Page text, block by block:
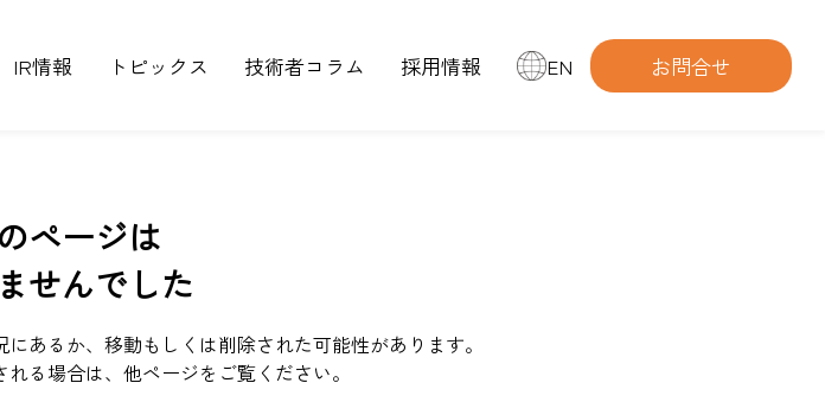
IR情報 トピックス 技術者コラム 採用情報 EN お問合せ
ページは
せんでした
あるか、移動もしくは削除された可能性があります。
る場合は、他ページをご覧ください。